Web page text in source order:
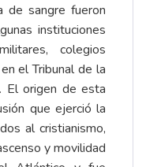
de sangre fueron
instituciones
colegios
el Tribunal de la
El origen de esta
que ejerció la
al cristianismo,
y movilidad